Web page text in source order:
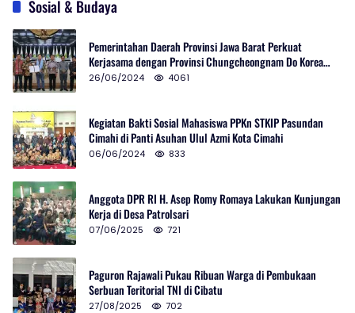
Sosial & Budaya
Pemerintahan Daerah Provinsi Jawa Barat Perkuat
Kerjasama dengan Provinsi Chungcheongnam Do Korea
Selatan
26/06/2024 4061
Kegiatan Bakti Sosial Mahasiswa PPKn STKIP Pasundan
Cimahi di Panti Asuhan Ulul Azmi Kota Cimahi
06/06/2024 833
Anggota DPR RI H. Asep Romy Romaya Lakukan Kunjungan
Kerja di Desa Patrolsari
07/06/2025 721
Paguron Rajawali Pukau Ribuan Warga di Pembukaan
Serbuan Teritorial TNI di Cibatu
27/08/2025 702